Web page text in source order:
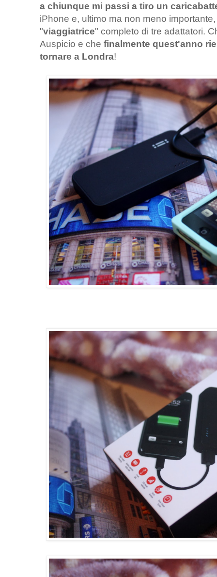
a chiunque mi passi a tiro un
iPhone e, ultimo ma non meno
"viaggiatrice" completo di tre adattatori.
Auspicio e che finalmente quest'anno
tornare a Londra!